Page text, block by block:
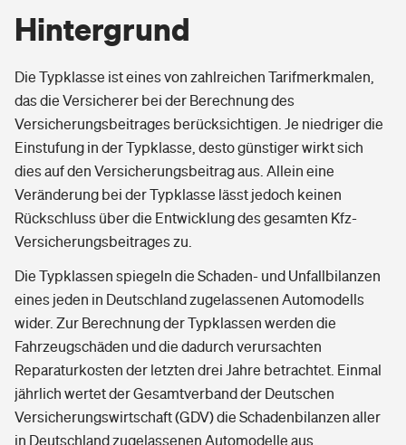
Hintergrund
Die Typklasse ist eines von zahlreichen Tarifmerkmalen,
das die Versicherer bei der Berechnung des
Versicherungsbeitrages berücksichtigen. Je niedriger die
Einstufung in der Typklasse, desto günstiger wirkt sich
dies auf den Versicherungsbeitrag aus. Allein eine
Veränderung bei der Typklasse lässt jedoch keinen
Rückschluss über die Entwicklung des gesamten Kfz-
Versicherungsbeitrages zu.
Die Typklassen spiegeln die Schaden- und Unfallbilanzen
eines jeden in Deutschland zugelassenen Automodells
wider. Zur Berechnung der Typklassen werden die
Fahrzeugschäden und die dadurch verursachten
Reparaturkosten der letzten drei Jahre betrachtet. Einmal
jährlich wertet der Gesamtverband der Deutschen
Versicherungswirtschaft (GDV) die Schadenbilanzen aller
in Deutschland zugelassenen Automodelle aus.